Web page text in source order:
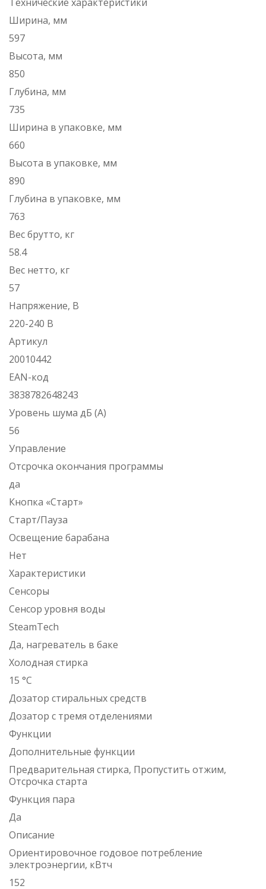
Технические характеристики
Ширина, мм
597
Высота, мм
850
Глубина, мм
735
Ширина в упаковке, мм
660
Высота в упаковке, мм
890
Глубина в упаковке, мм
763
Вес брутто, кг
58.4
Вес нетто, кг
57
Напряжение, В
220-240 B
Артикул
20010442
ЕАN-код
3838782648243
Уровень шума дБ (А)
56
Управление
Отсрочка окончания программы
да
Кнопка «Старт»
Старт/Пауза
Освещение барабана
Нет
Характеристики
Сенсоры
Сенсор уровня воды
SteamTech
Да, нагреватель в баке
Холодная стирка
15 °C
Дозатор стиральных средств
Дозатор с тремя отделениями
Функции
Дополнительные функции
Предварительная стирка, Пропустить отжим,
Отсрочка старта
Функция пара
Да
Описание
Ориентировочное годовое потребление
электроэнергии, кВтч
152